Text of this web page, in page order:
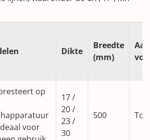
Dikte
Breedte
(mm)
op
voor
17 /
20 /
23 /
30
500 Tot